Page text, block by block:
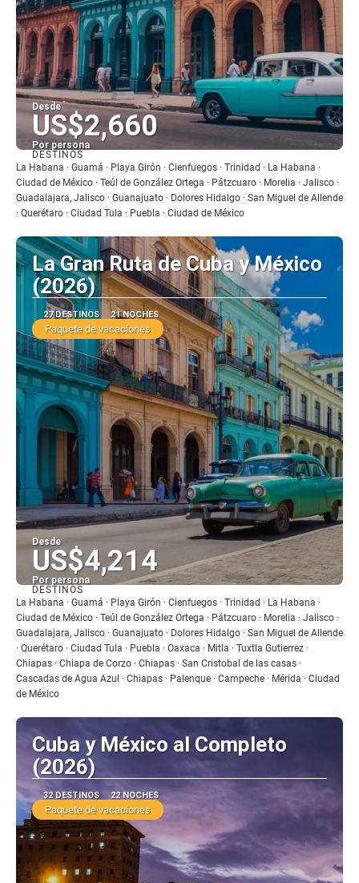
Desde
US$2,660
Por persona
Ver
DESTINOS
La Habana · Guamá · Playa Girón · Cienfuegos · Trinidad · La Habana ·
Ciudad de México · Teúl de González Ortega · Pátzcuaro · Morelia · Jalisco ·
Guadalajara, Jalisco · Guanajuato · Dolores Hidalgo · San Miguel de Allende
· Querétaro · Ciudad Tula · Puebla · Ciudad de México
La Gran Ruta de Cuba y México
(2026)
27 DESTINOS 21 NOCHES
Paquete de vacaciones
Desde
US$4,214
Por persona
Ver
DESTINOS
La Habana · Guamá · Playa Girón · Cienfuegos · Trinidad · La Habana ·
Ciudad de México · Teúl de González Ortega · Pátzcuaro · Morelia · Jalisco ·
Guadalajara, Jalisco · Guanajuato · Dolores Hidalgo · San Miguel de Allende
· Querétaro · Ciudad Tula · Puebla · Oaxaca · Mitla · Tuxtla Gutierrez ·
Chiapas · Chiapa de Corzo · Chiapas · San Cristobal de las casas ·
Cascadas de Agua Azul · Chiapas · Palenque · Campeche · Mérida · Ciudad
de México
Cuba y México al Completo
(2026)
32 DESTINOS 22 NOCHES
Paquete de vacaciones